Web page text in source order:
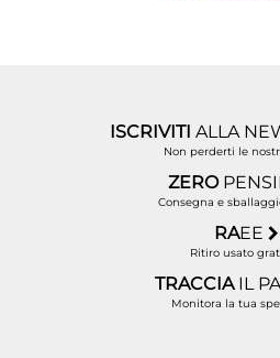
ISCRIVITI ALLA
Non perderti le
ZERO
Consegna e
RAEE
Ritiro usato
TRACCIA IL
Monitora la tua